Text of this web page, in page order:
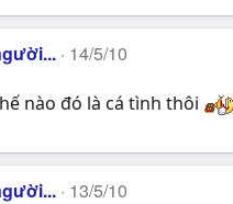
14/5/10
nào đó là cá tình thôi
13/5/10